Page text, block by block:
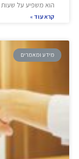
הוא משפיע על שעות
קרא עוד »
מידע ומאמרים